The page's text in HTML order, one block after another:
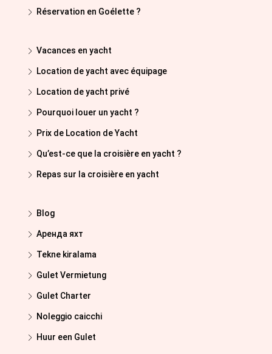
Réservation en Goélette ?
Vacances en yacht
Location de yacht avec équipage
Location de yacht privé
Pourquoi louer un yacht ?
Prix de Location de Yacht
Qu’est-ce que la croisière en yacht ?
Repas sur la croisière en yacht
Blog
Аренда яхт
Tekne kiralama
Gulet Vermietung
Gulet Charter
Noleggio caicchi
Huur een Gulet